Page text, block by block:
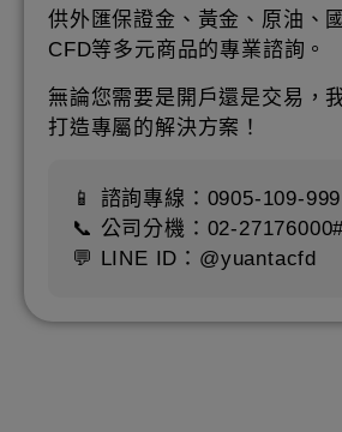
供外匯保證金、黃金、原油、
CFD等多元商品的專業諮詢。
無論您需要是開戶還是交易，
打造專屬的解決方案！
📱 諮詢專線：0905-109-999
📞 公司分機：02-
💬 LINE ID：@yuantacfd